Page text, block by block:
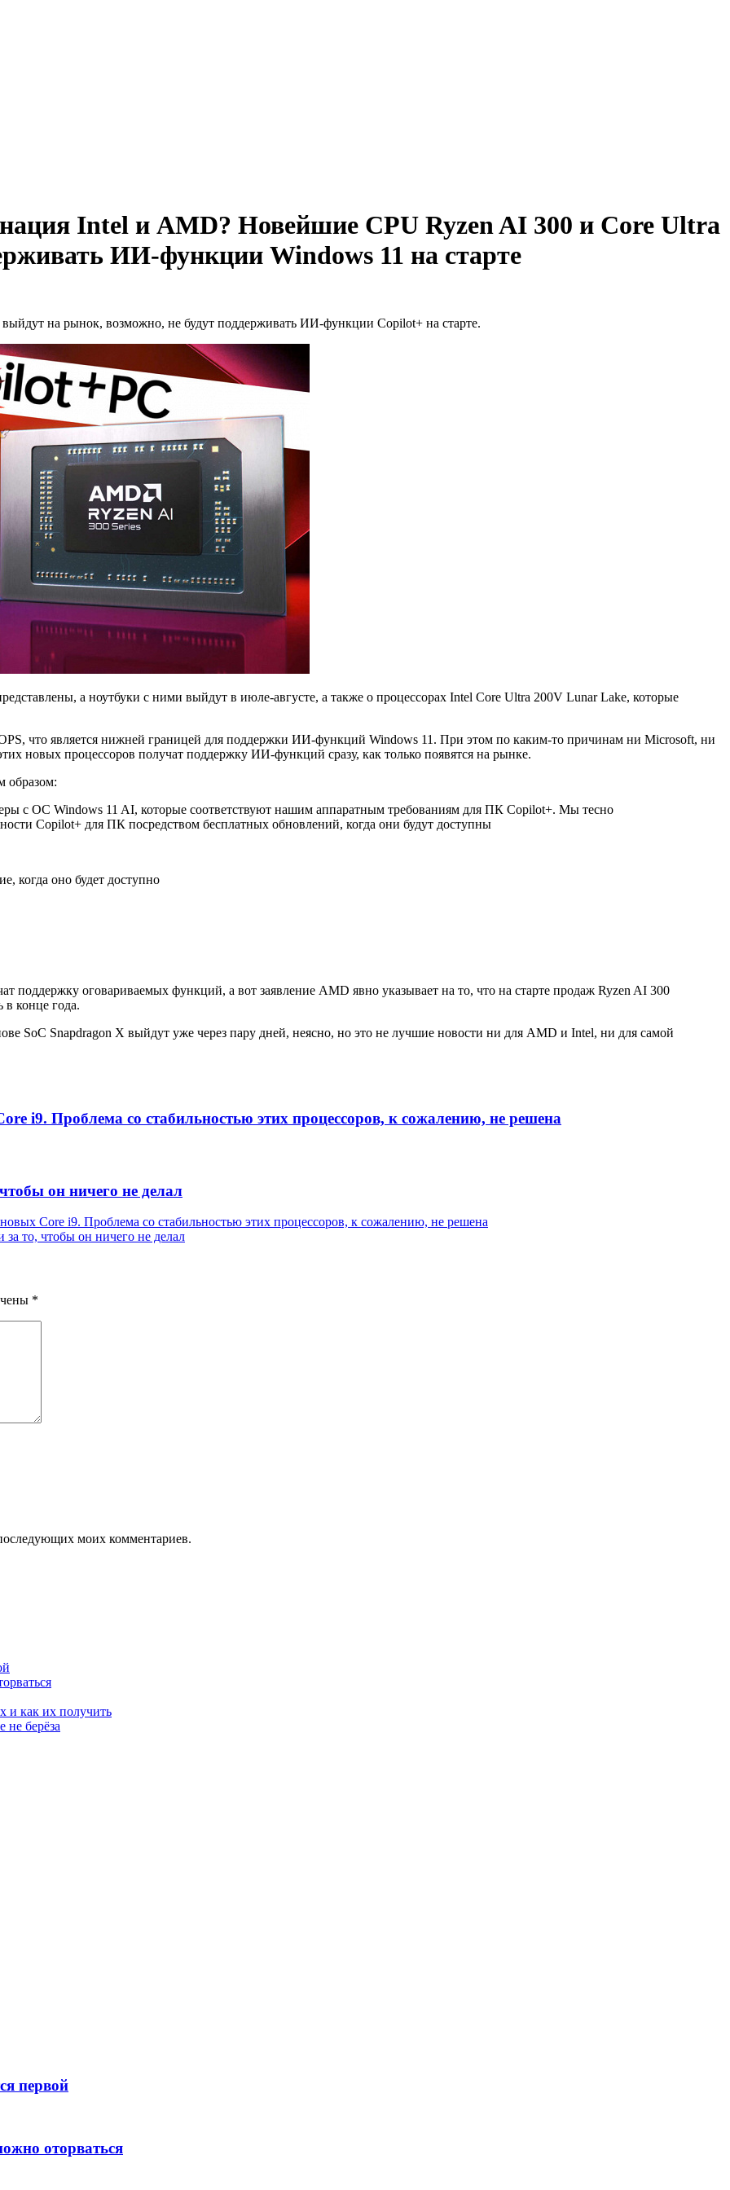
Intel и AMD? Новейшие CPU Ryzen AI 300 и Core Ultra
ИИ-функции Windows 11 на старте
на рынок, возможно, не будут поддерживать ИИ-функции Copilot+ на старте.
а ноутбуки с ними выйдут в июле-августе, а также о процессорах Intel Core Ultra 200V Lunar Lake, которые
что является нижней границей для поддержки ИИ-функций Windows 11. При этом по каким-то причинам ни Microsoft, ни
новых процессоров получат поддержку ИИ-функций сразу, как только появятся на рынке.
образом:
с ОС Windows 11 AI, которые соответствуют нашим аппаратным требованиям для ПК Copilot+. Мы тесно
Copilot+ для ПК посредством бесплатных обновлений, когда они будут доступны
когда оно будет доступно
поддержку оговариваемых функций, а вот заявление AMD явно указывает на то, что на старте продаж Ryzen AI 300
конце года.
SoC Snapdragon X выйдут уже через пару дней, неясно, но это не лучшие новости ни для AMD и Intel, ни для самой
i9. Проблема со стабильностью этих процессоров, к сожалению, не решена
он ничего не делал
Core i9. Проблема со стабильностью этих процессоров, к сожалению, не решена
то, чтобы он ничего не делал
*
моих комментариев.
и как их получить
не берёза
первой
оторваться